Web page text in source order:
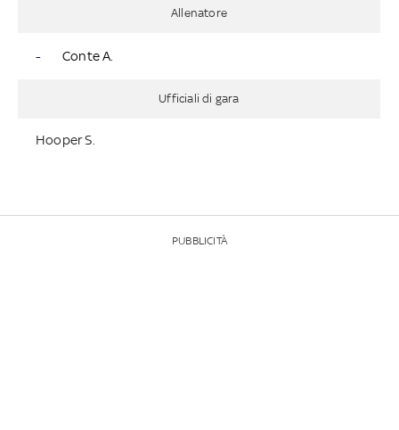
Allenatore
- Conte A.
Ufficiali di gara
Hooper S.
PUBBLICITÀ